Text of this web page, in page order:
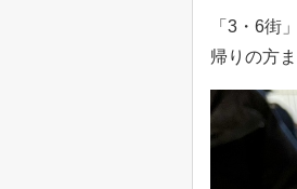
「3・6街
帰りの方